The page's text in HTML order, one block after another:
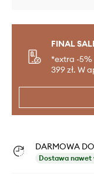
FINAL
*extra -5%
399 zł. W
DARMOWA
Dostawa nawet